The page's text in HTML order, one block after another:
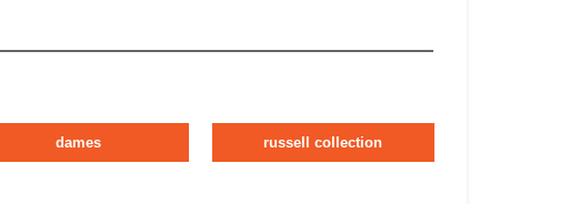
dames russell collection